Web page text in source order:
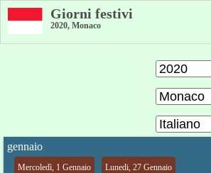
Giorni festivi
2020, Monaco
gennaio
Mercoledì, 1 Gennaio Lunedi, 27 Gennaio